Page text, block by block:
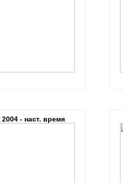
2004 - наст. время